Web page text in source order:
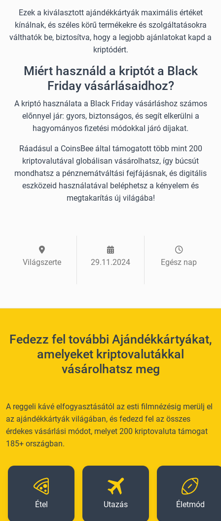
Ezek a kiválasztott ajándékkártyák maximális értéket
kínálnak, és széles körű termékekre és szolgáltatásokra
válthatók be, biztosítva, hogy a legjobb ajánlatokat kapd a
kriptódért.
Miért használd a kriptót a Black
Friday vásárlásaidhoz?
A kriptó használata a Black Friday vásárláshoz számos
előnnyel jár: gyors, biztonságos, és segít elkerülni a
hagyományos fizetési módokkal járó díjakat.
Ráadásul a CoinsBee által támogatott több mint 200
kriptovalutával globálisan vásárolhatsz, így búcsút
mondhatsz a pénznemátváltási fejfájásnak, és digitális
eszközeid használatával beléphetsz a kényelem és
megtakarítás új világába!
Világszerte 29.11.2024 Egész nap
Fedezz fel további Ajándékkártyákat,
amelyeket kriptovalutákkal
vásárolhatsz meg
A reggeli kávé elfogyasztásától az esti filmnézésig merülj el
az ajándékkártyák világában, és fedezd fel az összes
érdekes vásárlási módot, melyet 200 kriptovaluta támogat
185+ országban.
Étel Utazás Életmód